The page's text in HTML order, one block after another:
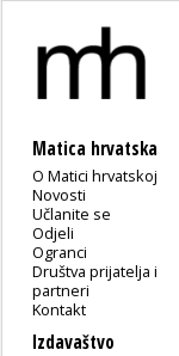
Matica hrvatska
O Matici hrvatskoj
Novosti
Učlanite se
Odjeli
Ogranci
Društva prijatelja i
partneri
Kontakt
Izdavaštvo